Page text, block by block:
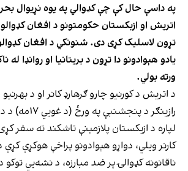
په داسې حال کې چې کډوالي په یوه نړیوال
اتریش او ازبکستان حکومتونو د افغان کډوالو
تړون لاسلیک کړی دی. شنونکي د افغان
یادو هېوادونو دا تړون د بریتانیا او روانډا
ورته بولي.
د اتریش د کورنیو چارو ګرهارډ کانر او د
رازینګر د
لپاره د ازبکستان پلازمېنې تاشکند ته سفر
کارنر ویلي، دواړو هېوادونو پراخې هوکړې
ناقانونه کډوالۍ پر ضد مبارزه، د نشه‌يي